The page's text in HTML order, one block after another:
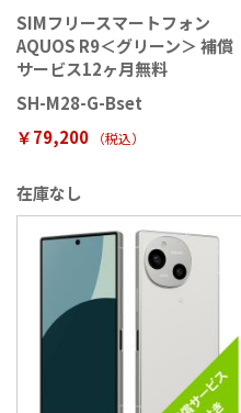
SIMフリースマートフォン
AQUOS R9＜グリーン＞ 補償
サービス12ヶ月無料
SH-M28-G-Bset
￥79,200
（税込）
在庫なし